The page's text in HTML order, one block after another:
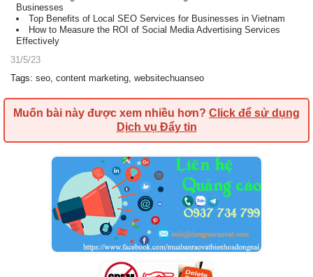
Businesses
Top Benefits of Local SEO Services for Businesses in Vietnam
How to Measure the ROI of Social Media Advertising Services
Effectively
31/5/23
Tags: seo, content marketing, websitechuanseo
Muốn bài này được xem nhiều hơn? Click để sử dụng
Dịch vụ Đẩy tin